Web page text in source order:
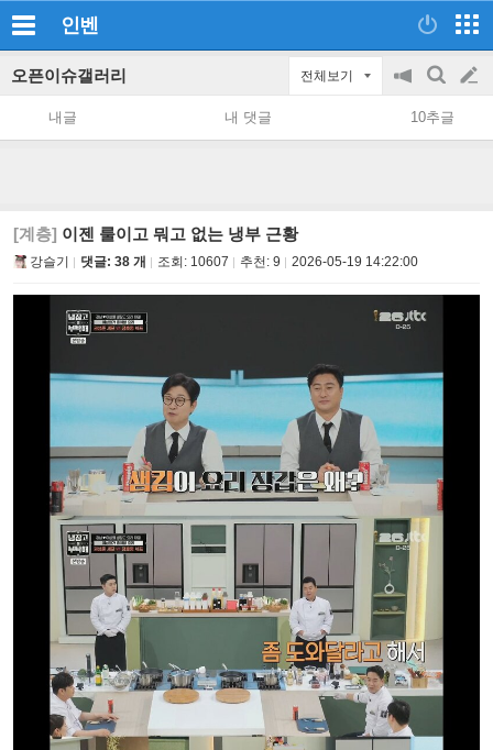
인벤
오픈이슈갤러리 전체보기
공
지
on/off
검
색
글
쓰
내글 내 댓글 10추글
[계층] 이젠 룰이고 뭐고 없는 냉부 근황
강슬기 댓글: 38 개 조회: 10607 추천: 9 2026-05-19 14:22:00